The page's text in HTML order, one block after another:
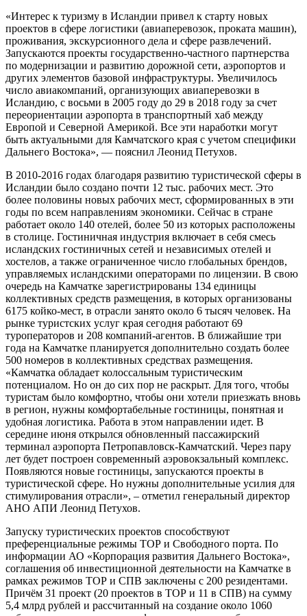
«Интерес к туризму в Исландии привел к старту новых
проектов в сфере логистики (авиаперевозок, проката машин),
проживания, экскурсионного дела и сфере развлечений.
Запускаются проекты государственно-частного партнерства
по модернизации и развитию дорожной сети, аэропортов и
других элементов базовой инфраструктуры. Увеличилось
число авиакомпаний, организующих авиаперевозки в
Исландию, с восьми в 2005 году до 29 в 2018 году за счет
переориентации аэропорта в транспортный хаб между
Европой и Северной Америкой. Все эти наработки могут
быть актуальными для Камчатского края с учетом специфики
Дальнего Востока», — пояснил Леонид Петухов.
В 2010-2016 годах благодаря развитию туристической сферы в
Исландии было создано почти 12 тыс. рабочих мест. Это
более половины новых рабочих мест, сформированных в эти
годы по всем направлениям экономики. Сейчас в стране
работает около 140 отелей, более 50 из которых расположены
в столице. Гостиничная индустрия включает в себя смесь
исландских гостиничных сетей и независимых отелей и
хостелов, а также ограниченное число глобальных брендов,
управляемых исландскими операторами по лицензии. В свою
очередь на Камчатке зарегистрированы 134 единицы
коллективных средств размещения, в которых организованы
6175 койко-мест, в отрасли занято около 6 тысяч человек. На
рынке туристских услуг края сегодня работают 69
туроператоров и 208 компаний-агентов. В ближайшие три
года на Камчатке планируется дополнительно создать более
500 номеров в коллективных средствах размещения.
«Камчатка обладает колоссальным туристическим
потенциалом. Но он до сих пор не раскрыт. Для того, чтобы
туристам было комфортно, чтобы они хотели приезжать вновь
в регион, нужны комфортабельные гостиницы, понятная и
удобная логистика. Работа в этом направлении идет. В
середине июня открылся обновленный пассажирский
терминал аэропорта Петропавловск-Камчатский. Через пару
лет будет построен современный аэровокзальный комплекс.
Появляются новые гостиницы, запускаются проекты в
туристической сфере. Но нужны дополнительные усилия для
стимулирования отрасли», – отметил генеральный директор
АНО АПИ Леонид Петухов.
Запуску туристических проектов способствуют
преференциальные режимы ТОР и Свободного порта. По
информации АО «Корпорация развития Дальнего Востока»,
соглашения об инвестиционной деятельности на Камчатке в
рамках режимов ТОР и СПВ заключены с 200 резидентами.
Причём 31 проект (20 проектов в ТОР и 11 в СПВ) на сумму
5,4 млрд рублей и рассчитанный на создание около 1060